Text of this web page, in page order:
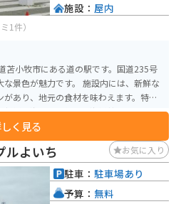
1件）
苫小牧市にある道の駅です。国道235号
す。 施設内には、新鮮な
あり、地元の食材を味わえます。特
鮮な海の幸を使った海鮮丼はおすすめ
エンスストアも併設されているので、ツ
道は、景色が良く、ツーリングに最適
で、走行には注意が必要です。 周辺
など、観光スポットも点在しています。道
自然と食を満喫できるスポットです。
く見る
施設： 屋内
ルよいち お気に入り
駐車： 駐車場あり
予算： 無料